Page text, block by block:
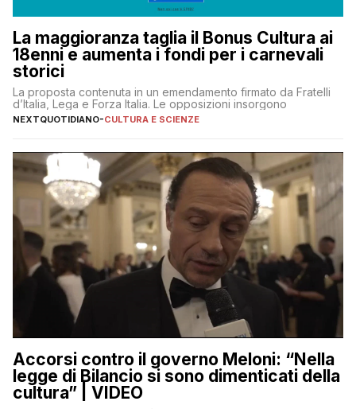
La maggioranza taglia il Bonus Cultura ai
18enni e aumenta i fondi per i carnevali
storici
La proposta contenuta in un emendamento firmato da Fratelli
d’Italia, Lega e Forza Italia. Le opposizioni insorgono
NEXTQUOTIDIANO-CULTURA E SCIENZE
Accorsi contro il governo Meloni: “Nella
legge di Bilancio si sono dimenticati della
cultura” | VIDEO